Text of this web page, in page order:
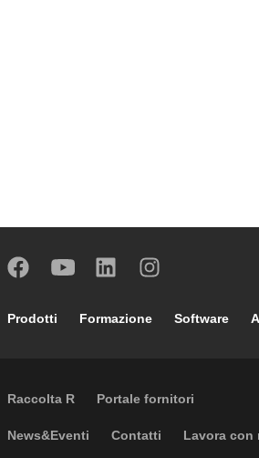
Footer main navigation
Prodotti Formazione Software
External links
Raccolta R Portale fornitori
Footer secondary
News&Eventi Contatti Lavora con